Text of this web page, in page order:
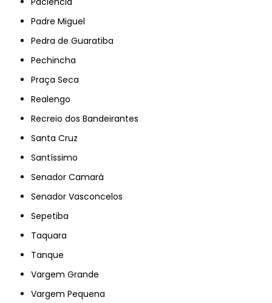
Padre Miguel
Pedra de Guaratiba
Pechincha
Praça Seca
Realengo
Recreio dos Bandeirantes
Santa Cruz
Santíssimo
Senador Camará
Senador Vasconcelos
Sepetiba
Taquara
Tanque
Vargem Grande
Vargem Pequena